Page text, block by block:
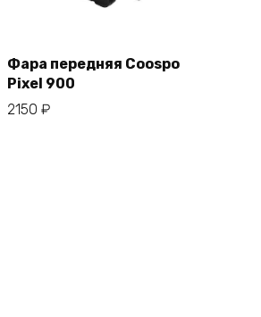
Фара передняя Coospo
Pixel 900
2150 ₽